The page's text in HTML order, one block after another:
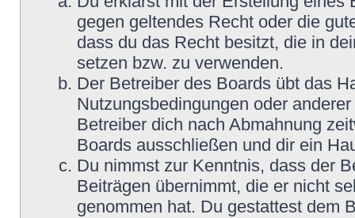
gegen geltendes Recht oder die
dass du das Recht besitzt, die in
setzen bzw. zu verwenden.
Der Betreiber des Boards übt das
Nutzungsbedingungen oder
Betreiber dich nach Abmahnung
Boards ausschließen und dir ein
Du nimmst zur Kenntnis, dass der
Beiträgen übernimmt, die er nicht
genommen hat. Du gestattest dem